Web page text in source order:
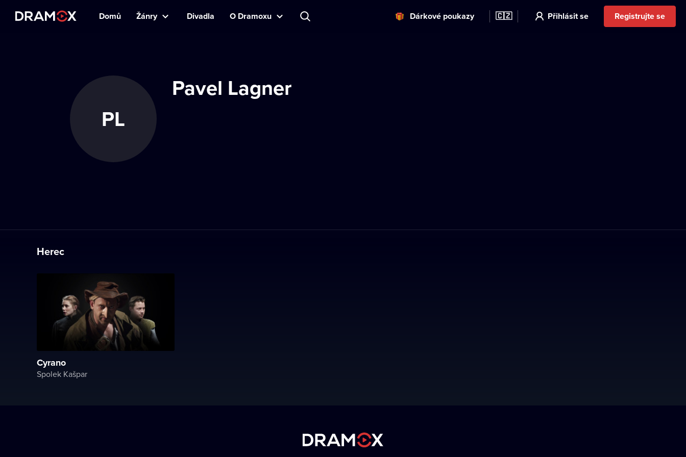
Domů Žánry Divadla O Dramoxu Dárkové poukazy 🇨🇿 Přihlásit se Registrujte se
PL
Pavel Lagner
Herec
Cyrano
Spolek Kašpar